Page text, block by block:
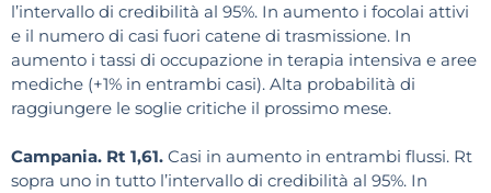
l’intervallo di credibilità al 95%. In aumento i focolai attivi
e il numero di casi fuori catene di trasmissione. In
aumento i tassi di occupazione in terapia intensiva e aree
mediche (+1% in entrambi casi). Alta probabilità di
raggiungere le soglie critiche il prossimo mese.
Campania. Rt 1,61. Casi in aumento in entrambi flussi. Rt
sopra uno in tutto l’intervallo di credibilità al 95%. In